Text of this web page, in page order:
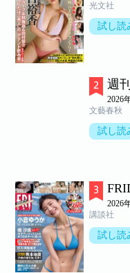
光文社
試し読
週
2026
文藝春秋
試し読
2026
講談社
試し読